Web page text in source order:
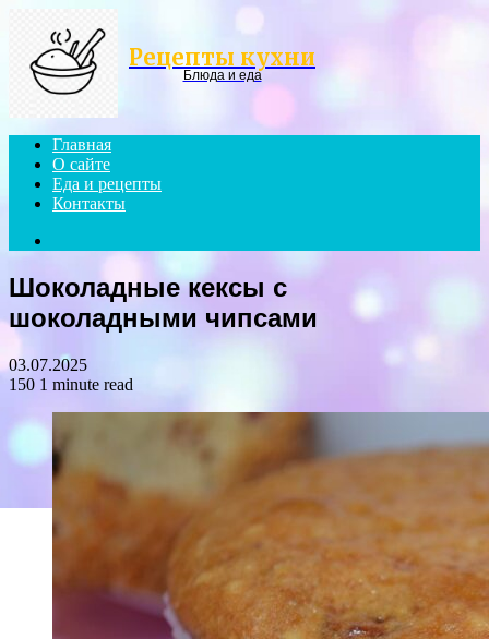
Рецепты кухни
Блюда и еда
Главная
О сайте
Еда и рецепты
Контакты
Шоколадные кексы с
шоколадными чипсами
03.07.2025
150 1 minute read